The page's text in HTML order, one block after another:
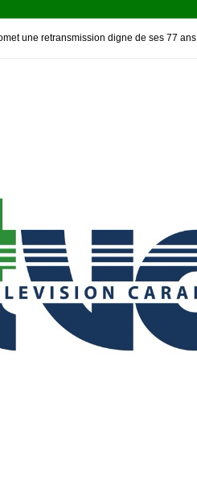
une retransmission digne de ses 77 ans